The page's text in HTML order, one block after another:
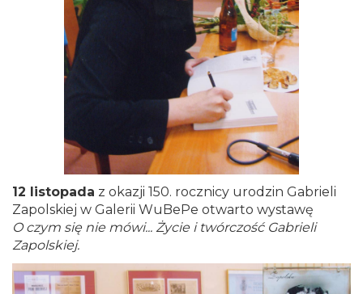
12 listopada z okazji 150. rocznicy urodzin Gabrieli
Zapolskiej w Galerii WuBePe otwarto wystawę
O czym się nie mówi... Życie i twórczość Gabrieli
Zapolskiej.